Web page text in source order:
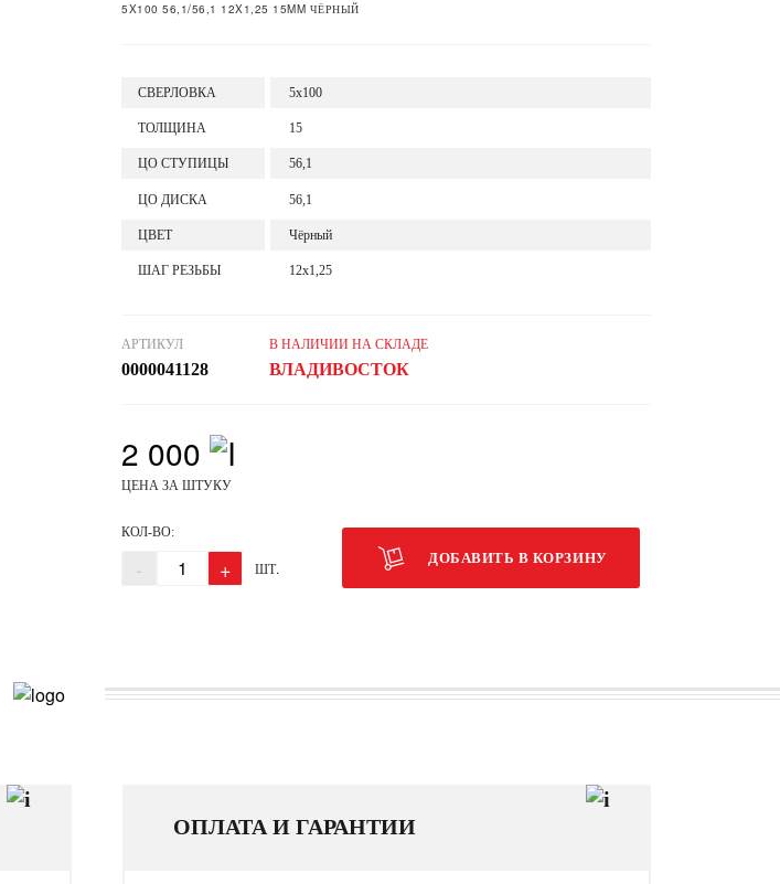
5X100 56,1/56,1 12X1,25 15MM ЧЁРНЫЙ
СВЕРЛОВКА 5x100
ТОЛЩИНА 15
ЦО СТУПИЦЫ 56,1
ЦО ДИСКА 56,1
ЦВЕТ Чёрный
ШАГ РЕЗЬБЫ 12x1,25
АРТИКУЛ
0000041128
В НАЛИЧИИ НА СКЛАДЕ
ВЛАДИВОСТОК
2 000
ЦЕНА ЗА ШТУКУ
КОЛ-ВО:
- + ШТ.
ДОБАВИТЬ В КОРЗИНУ
ОПЛАТА И ГАРАНТИИ